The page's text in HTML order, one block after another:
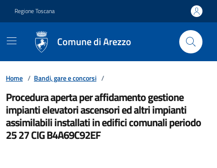
Regione Toscana
Comune di Arezzo
Home / Bandi, gare e concorsi /
Procedura aperta per affidamento gestione
impianti elevatori ascensori ed altri impianti
assimilabili installati in edifici comunali periodo
25 27 CIG B4A69C92EF